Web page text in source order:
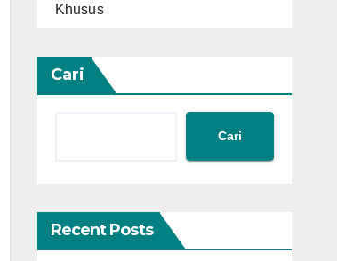
Khusus
Cari
Cari
Recent Posts